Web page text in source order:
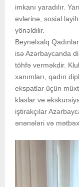
imkanı yaradılır.
evlərinə, sosial
yönəldilir.
Beynəlxalq
isə Azərbaycanda
töhfə verməkdir.
xanımları, qadın
ekspatlar üçün
klaslar və
iştirakçılar
ənənələri və